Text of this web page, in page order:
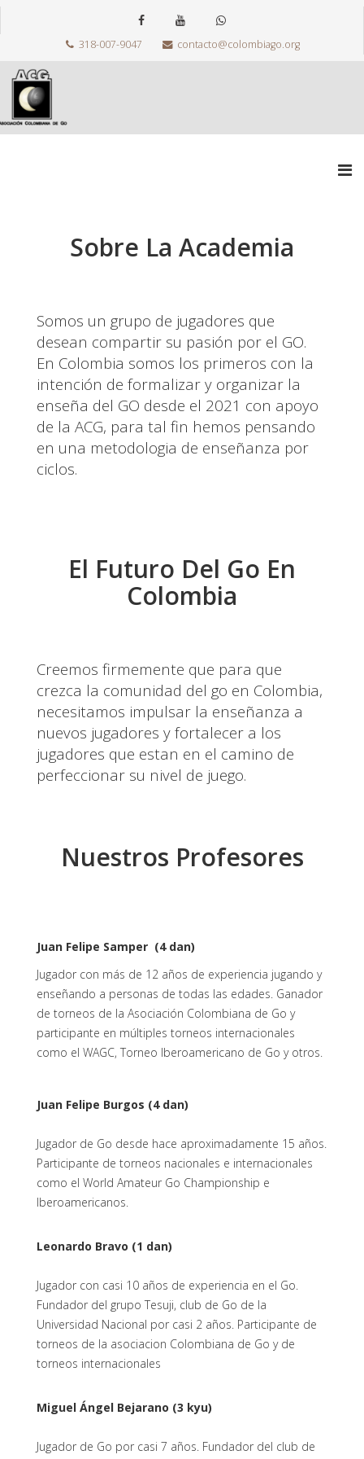
318-007-9047 contacto@colombiago.org
Sobre La Academia
Somos un grupo de jugadores que
desean compartir su pasión por el GO.
En Colombia somos los primeros con la
intención de formalizar y organizar la
enseña del GO desde el 2021 con apoyo
de la ACG, para tal fin hemos pensando
en una metodologia de enseñanza por
ciclos.
El Futuro Del Go En
Colombia
Creemos firmemente que para que
crezca la comunidad del go en Colombia,
necesitamos impulsar la enseñanza a
nuevos jugadores y fortalecer a los
jugadores que estan en el camino de
perfeccionar su nivel de juego.
Nuestros Profesores
Juan Felipe Samper (4 dan)
Jugador con más de 12 años de experiencia jugando y
enseñando a personas de todas las edades. Ganador
de torneos de la Asociación Colombiana de Go y
participante en múltiples torneos internacionales
como el WAGC, Torneo Iberoamericano de Go y otros.
Juan Felipe Burgos (4 dan)
Jugador de Go desde hace aproximadamente 15 años.
Participante de torneos nacionales e internacionales
como el World Amateur Go Championship e
Iberoamericanos.
Leonardo Bravo (1 dan)
Jugador con casi 10 años de experiencia en el Go.
Fundador del grupo Tesuji, club de Go de la
Universidad Nacional por casi 2 años. Participante de
torneos de la asociacion Colombiana de Go y de
torneos internacionales
Miguel Ángel Bejarano (3 kyu)
Jugador de Go por casi 7 años. Fundador del club de